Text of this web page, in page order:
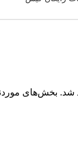
شد. بخش‌های